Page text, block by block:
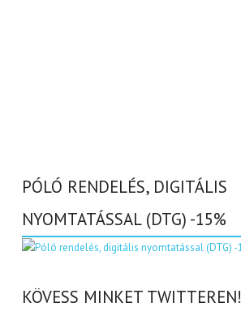
PÓLÓ RENDELÉS, DIGITÁLIS
NYOMTATÁSSAL (DTG) -15%
KÖVESS MINKET TWITTEREN!